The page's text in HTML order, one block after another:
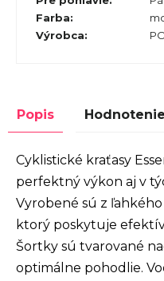
Farba:
Výrobca:
Popis Hodnotenie
Cyklistické kraťasy
perfektný výkon aj v
Vyrobené sú z
ktorý poskytuje
Šortky sú tvarované
optimálne pohodlie.